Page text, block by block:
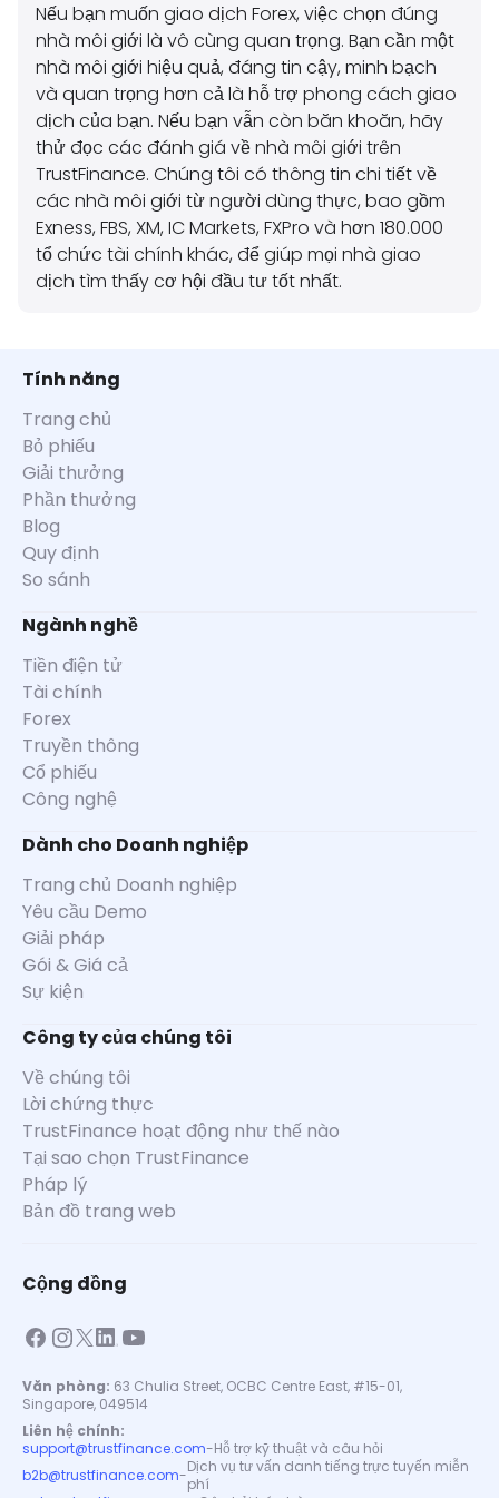
Nếu bạn muốn giao dịch Forex, việc chọn đúng
nhà môi giới là vô cùng quan trọng. Bạn cần một
nhà môi giới hiệu quả, đáng tin cậy, minh bạch
và quan trọng hơn cả là hỗ trợ phong cách giao
dịch của bạn. Nếu bạn vẫn còn băn khoăn, hãy
thử đọc các đánh giá về nhà môi giới trên
TrustFinance. Chúng tôi có thông tin chi tiết về
các nhà môi giới từ người dùng thực, bao gồm
Exness, FBS, XM, IC Markets, FXPro và hơn 180.000
tổ chức tài chính khác, để giúp mọi nhà giao
dịch tìm thấy cơ hội đầu tư tốt nhất.
Tính năng
Trang chủ
Bỏ phiếu
Giải thưởng
Phần thưởng
Blog
Quy định
So sánh
Ngành nghề
Tiền điện tử
Tài chính
Forex
Truyền thông
Cổ phiếu
Công nghệ
Dành cho Doanh nghiệp
Trang chủ Doanh nghiệp
Yêu cầu Demo
Giải pháp
Gói & Giá cả
Sự kiện
Công ty của chúng tôi
Về chúng tôi
Lời chứng thực
TrustFinance hoạt động như thế nào
Tại sao chọn TrustFinance
Pháp lý
Bản đồ trang web
Cộng đồng
Văn phòng: 63 Chulia Street, OCBC Centre East, #15-01,
Singapore, 049514
Liên hệ chính:
support@trustfinance.com-Hỗ trợ kỹ thuật và câu hỏi
b2b@trustfinance.com-Dịch vụ tư vấn danh tiếng trực tuyến miễn
phí